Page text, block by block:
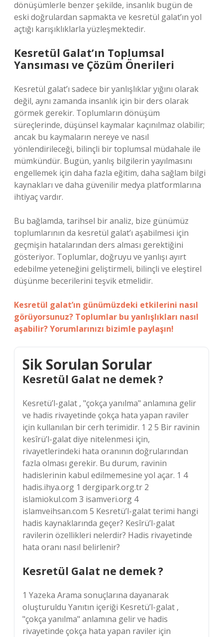
dönüşümlerle benzer şekilde, insanlık bugün de
eski doğrulardan sapmakta ve kesretül galat’ın yol
açtığı karışıklıklarla yüzleşmektedir.
Kesretül Galat’ın Toplumsal
Yansıması ve Çözüm Önerileri
Kesretül galat’ı sadece bir yanlışlıklar yığını olarak
değil, aynı zamanda insanlık için bir ders olarak
görmek gerekir. Toplumların dönüşüm
süreçlerinde, düşünsel kaymalar kaçınılmaz olabilir;
ancak bu kaymaların nereye ve nasıl
yönlendirileceği, bilinçli bir toplumsal müdahale ile
mümkündür. Bugün, yanlış bilgilerin yayılmasını
engellemek için daha fazla eğitim, daha sağlam bilgi
kaynakları ve daha güvenilir medya platformlarına
ihtiyaç vardır.
Bu bağlamda, tarihsel bir analiz, bize günümüz
toplumlarının da kesretül galat’ı aşabilmesi için
geçmişin hatalarından ders alması gerektiğini
gösteriyor. Toplumlar, doğruyu ve yanlışı ayırt
edebilme yeteneğini geliştirmeli, bilinçli ve eleştirel
düşünme becerilerini teşvik etmelidir.
Kesretül galat’ın günümüzdeki etkilerini nasıl
görüyorsunuz? Toplumlar bu yanlışlıkları nasıl
aşabilir? Yorumlarınızı bizimle paylaşın!
Sik Sorulan Sorular
Kesretül Galat ne demek ?
Kesretü’l-galat , "çokça yanılma" anlamına gelir
ve hadis rivayetinde çokça hata yapan raviler
için kullanılan bir cerh terimidir. 1 2 5 Bir ravinin
kesîrü’l-galat diye nitelenmesi için,
rivayetlerindeki hata oranının doğrularından
fazla olması gerekir. Bu durum, ravinin
hadislerinin kabul edilmemesine yol açar. 1 4
hadis.ihya.org 1 dergipark.org.tr 2
islamiokul.com 3 isamveri.org 4
islamveihsan.com 5 Kesretü’l-galat terimi hangi
hadis kaynaklarında geçer? Kesîrü’l-galat
ravilerin özellikleri nelerdir? Hadis rivayetinde
hata oranı nasıl belirlenir?
Kesretül Galat ne demek ?
1 Yazeka Arama sonuçlarına dayanarak
oluşturuldu Yanıtın içeriği Kesretü’l-galat ,
"çokça yanılma" anlamına gelir ve hadis
rivayetinde çokça hata yapan raviler için